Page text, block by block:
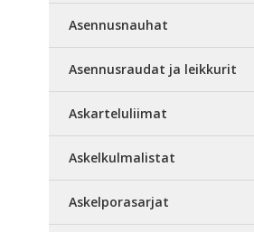
Asennusnauhat
Asennusraudat ja leikkurit
Askarteluliimat
Askelkulmalistat
Askelporasarjat